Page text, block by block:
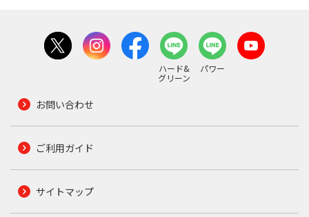
ハード&
グリーン
パワー
お問い合わせ
ご利用ガイド
サイトマップ